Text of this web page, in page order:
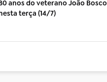
anos do veterano João Bosco
terça (14/7)